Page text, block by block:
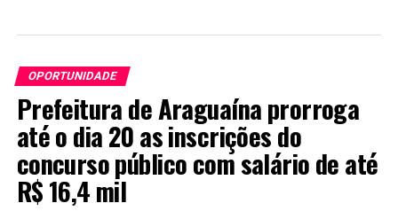
OPORTUNIDADE
Prefeitura de Araguaína prorroga
até o dia 20 as inscrições do
concurso público com salário de até
R$ 16,4 mil